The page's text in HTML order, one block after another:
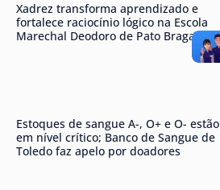
Xadrez transforma aprendizado e
fortalece raciocínio lógico na Escola
Marechal Deodoro de Pato Bragado
Estoques de sangue A-, O+ e O- estão
em nível crítico; Banco de Sangue de
Toledo faz apelo por doadores